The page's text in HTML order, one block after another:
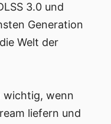
3.0 und
Generation
Welt der
wichtig, wenn
liefern und